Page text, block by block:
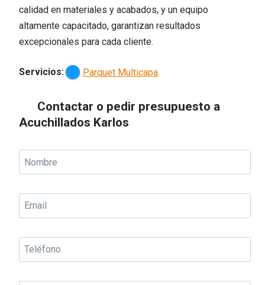
calidad en materiales y acabados, y un equipo
altamente capacitado, garantizan resultados
excepcionales para cada cliente.
Servicios: Parquet Multicapa
Contactar o pedir presupuesto a
Acuchillados Karlos